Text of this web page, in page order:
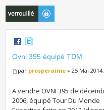
Sujet verrouillé
Ovni 395 équipé TDM
par prosperaime » 25 Mai
A vendre OVNI 395 de
2006, équipé Tour Du Monde